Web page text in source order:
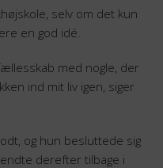
selv om det kun
en god idé.
med nogle, der
ind mit liv igen, siger
og hun besluttede sig
derefter tilbage i